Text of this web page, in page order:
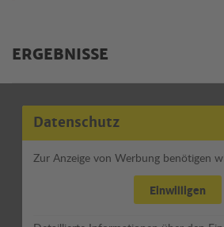
ERGEBNISSE
Datenschutz
Zur Anzeige von Werbung benötigen
Einwilligen